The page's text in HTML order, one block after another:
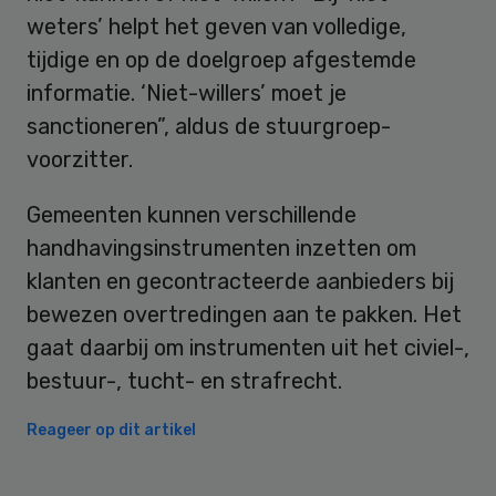
weters’ helpt het geven van volledige,
tijdige en op de doelgroep afgestemde
informatie. ‘Niet-willers’ moet je
sanctioneren”, aldus de stuurgroep-
voorzitter.
Gemeenten kunnen verschillende
handhavingsinstrumenten inzetten om
klanten en gecontracteerde aanbieders bij
bewezen overtredingen aan te pakken. Het
gaat daarbij om instrumenten uit het civiel-,
bestuur-, tucht- en strafrecht.
Reageer op dit artikel